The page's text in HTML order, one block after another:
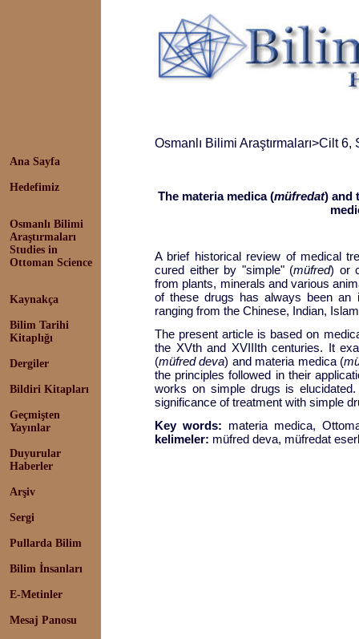
Ana Sayfa
Hedefimiz
Osmanlı Bilimi
Araştırmaları
Studies in
Ottoman Science
Kaynakça
Bilim Tarihi
Kitaplığı
Dergiler
Bildiri Kitapları
Geçmişten
Yayınlar
Duyurular
Haberler
Arşiv
Sergi
Pullarda Bilim
Bilim İnsanları
E-Metinler
Mesaj Panosu
Osmanlı Bilimi Araştırmaları>Cilt 6,
The materia medica (müfredat) and
A brief historical review of medical
cured either by "simple" (müfred) or
from plants, minerals and various
of these drugs has always been an
ranging from the Chinese, Indian,
The present article is based on
the XVth and XVIIIth centuries. It
(müfred deva) and materia medica (
the principles followed in their
works on simple drugs is
significance of treatment with simple
Key words: materia medica,
kelimeler: müfred deva, müfredat